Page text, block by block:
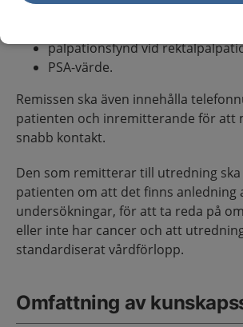
om patienten nyligen haft en
palpationsfynd vid
PSA-värde.
Remissen ska även innehålla
patienten och inremitterande för att
snabb kontakt.
Den som remitterar till utredning
patienten om att det finns anledning
undersökningar, för att ta reda på
eller inte har cancer och att
standardiserat vårdförlopp.
Omfattning av